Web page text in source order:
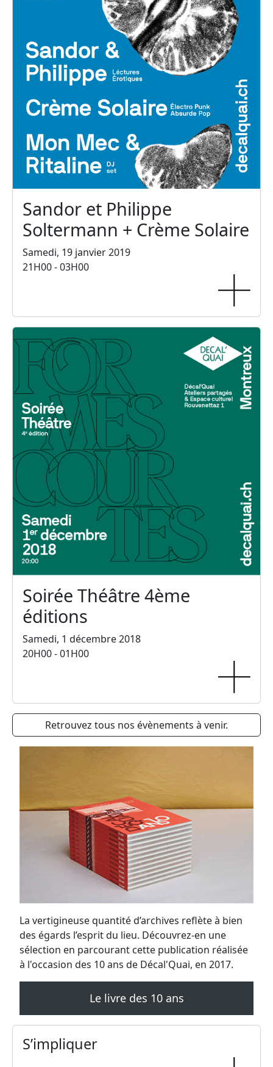
La vertigineuse quantité d’archives reflète à bien
des égards l’esprit du lieu. Découvrez-en une
sélection en parcourant cette publication réalisée
à l'occasion des 10 ans de Décal'Quai, en 2017.
Le livre des 10 ans
Sandor et Philippe
Soltermann + Crème Solaire
Samedi, 19 janvier 2019
21H00 - 03H00
Soirée Théâtre 4ème
éditions
Samedi, 1 décembre 2018
20H00 - 01H00
Retrouvez tous nos évènements à venir.
S’impliquer